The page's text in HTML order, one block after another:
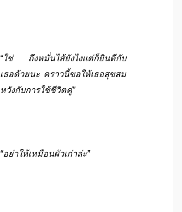
“ใช่ ถึงหมั่นไส้ยังไงแต่ก็ยินดีกับ
เธอด้วยนะ คราวนี้ขอให้เธอสุขสม
หวังกับการใช้ชีวิตคู่”
“อย่าให้เหมือนผัวเก่าล่ะ”